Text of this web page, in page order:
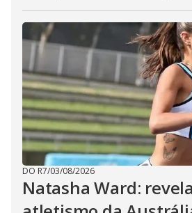
DO R7/03/08/2026
Natasha Ward: